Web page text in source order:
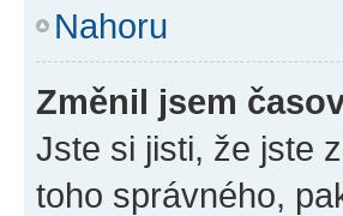
Nahoru
Změnil jsem
Jste si jisti, že jste
toho správného,